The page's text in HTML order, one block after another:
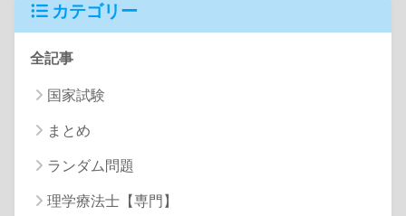
カテゴリー
全記事
国家試験
まとめ
ランダム問題
理学療法士【専門】